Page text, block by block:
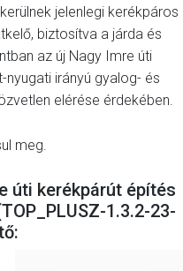
jelenlegi kerékpáros
biztosítva a járda és
az új Nagy Imre úti
irányú gyalog- és
elérése érdekében.
meg.
úti kerékpárút építés
1.3.2-23-